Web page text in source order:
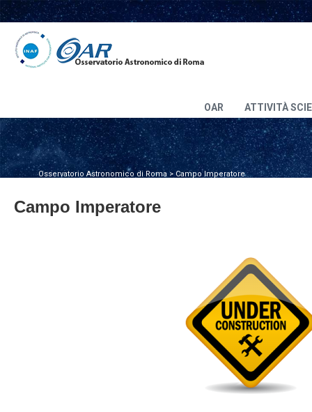
OAR ATTIVITÀ
Osservatorio Astronomico di Roma>Campo Imperatore
Campo Imperatore